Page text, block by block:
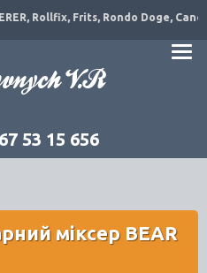
Rollfix, Frits, Rondo Doge, Canol,
53 15 656
міксер BEAR